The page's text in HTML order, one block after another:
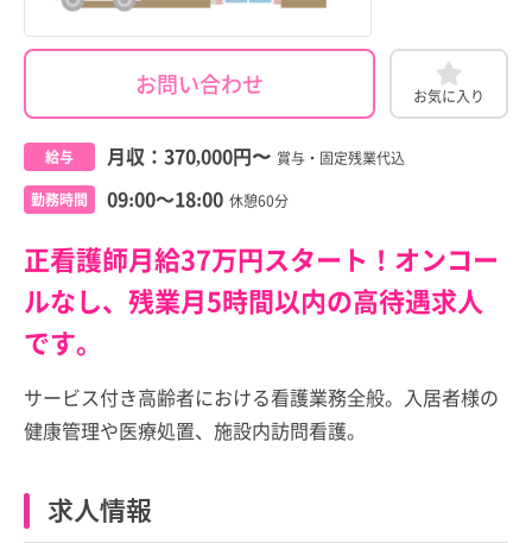
お問い合わせ お気に入り
給与 月収： 370,000円〜 賞与・固定残業代込
勤務時間 09:00～18:00 休憩60分
正看護師月給37万円スタート！オンコー
ルなし、残業月5時間以内の高待遇求人
です。
サービス付き高齢者における看護業務全般。入居者様の
健康管理や医療処置、施設内訪問看護。
求人情報